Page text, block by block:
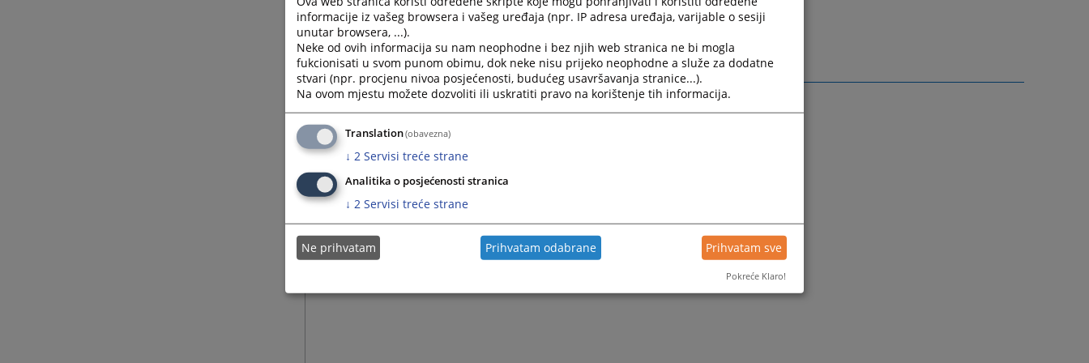
informacije iz vašeg browsera i vašeg uređaja (npr. IP adresa uređaja, varijable o sesiji
unutar browsera, ...).
Neke od ovih informacija su nam neophodne i bez njih web stranica ne bi mogla
fukcionisati u svom punom obimu, dok neke nisu prijeko neophodne a služe za dodatne
stvari (npr. procjenu nivoa posjećenosti, budućeg usavršavanja stranice...).
Na ovom mjestu možete dozvoliti ili uskratiti pravo na korištenje tih informacija.
Translation(obavezna)
↓ 2 Servisi treće strane
Analitika o posjećenosti stranica
↓ 2 Servisi treće strane
Ne prihvatam Prihvatam odabrane Prihvatam sve
Pokreće Klaro!